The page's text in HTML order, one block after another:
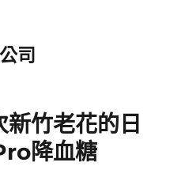
司
竹老花的日
降血糖